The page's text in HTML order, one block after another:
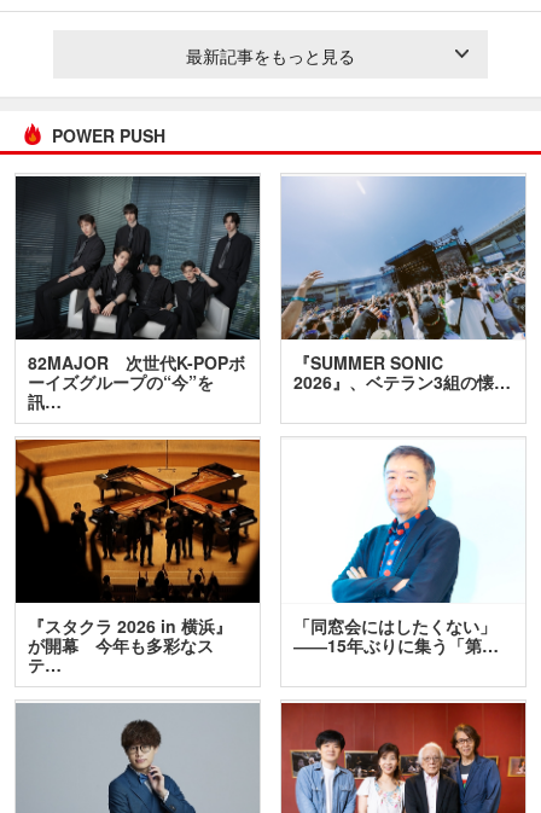
最新記事をもっと見る
POWER PUSH
82MAJOR 次世代K-POPボ
ーイズグループの“今”を
訊…
『SUMMER SONIC
2026』、ベテラン3組の懐…
『スタクラ 2026 in 横浜』
が開幕 今年も多彩なス
テ…
「同窓会にはしたくない」
――15年ぶりに集う「第…